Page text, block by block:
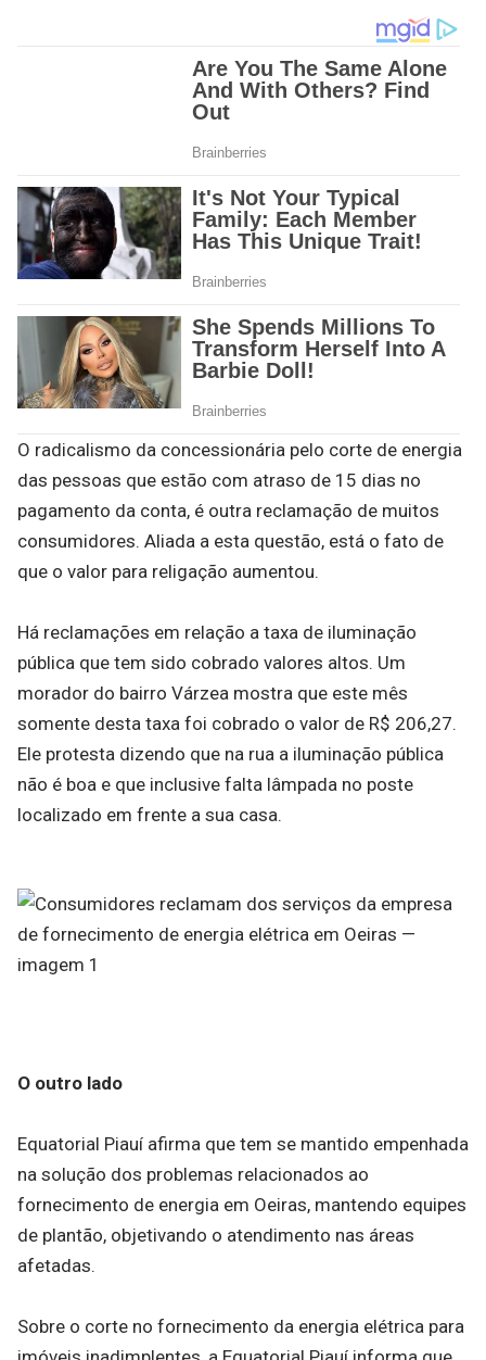
O radicalismo da concessionária pelo corte de energia
das pessoas que estão com atraso de 15 dias no
pagamento da conta, é outra reclamação de muitos
consumidores. Aliada a esta questão, está o fato de
que o valor para religação aumentou.
Há reclamações em relação a taxa de iluminação
pública que tem sido cobrado valores altos. Um
morador do bairro Várzea mostra que este mês
somente desta taxa foi cobrado o valor de R$ 206,27.
Ele protesta dizendo que na rua a iluminação pública
não é boa e que inclusive falta lâmpada no poste
localizado em frente a sua casa.
O outro lado
Equatorial Piauí afirma que tem se mantido empenhada
na solução dos problemas relacionados ao
fornecimento de energia em Oeiras, mantendo equipes
de plantão, objetivando o atendimento nas áreas
afetadas.
Sobre o corte no fornecimento da energia elétrica para